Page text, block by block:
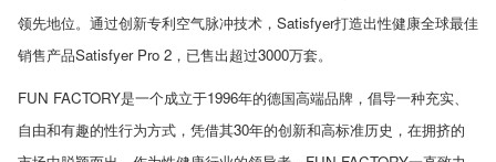
领先地位。通过创新专利空气脉冲技术， Satisfyer打造出性健康全球最佳
销售产品Satisfyer Pro 2 ，已售出超过3000万套。
FUN FACTORY是一个成立于1996年的德国高端品牌，倡导一种充实、
自由和有趣的性行为方式，凭借其30年的创新和高标准历史，在拥挤的